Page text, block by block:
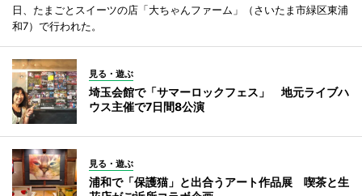
日、たまごとスイーツの店「大ちゃんファーム」（さいたま市緑区東浦
和7）で行われた。
見る・遊ぶ
埼玉会館で「サマーロックフェス」 地元ライブハ
ウス主催で7日間8公演
見る・遊ぶ
浦和で「保護猫」と出合うアート作品展 喫茶と生